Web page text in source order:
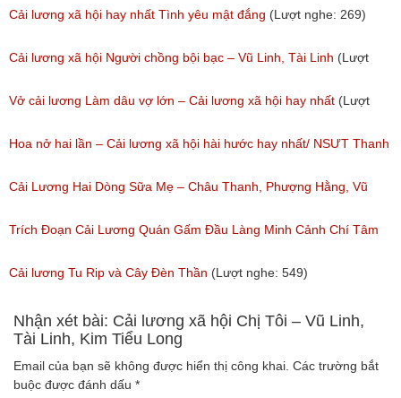
Thủy
(Lượt nghe: 776)
Cải lương xã hội hay nhất Tình yêu mật đắng (Lượt nghe: 269)
Cải lương xã hội Người chồng bội bạc – Vũ Linh, Tài Linh (Lượt
nghe: 473)
Vở cải lương Làm dâu vợ lớn – Cải lương xã hội hay nhất (Lượt
nghe: 383)
Hoa nở hai lần – Cải lương xã hội hài hước hay nhất/ NSƯT Thanh
Ngân, NSƯT Vũ Linh
(Lượt nghe: 191)
Cải Lương Hai Dòng Sữa Mẹ – Châu Thanh, Phượng Hằng, Vũ
Minh Vương, Linh Vương, Phương Hồng Thủy
(Lượt nghe: 609)
Trích Đoạn Cải Lương Quán Gấm Đầu Làng Minh Cảnh Chí Tâm
(Lượt nghe: 285)
Cải lương Tu Rip và Cây Đèn Thần (Lượt nghe: 549)
Nhận xét bài: Cải lương xã hội Chị Tôi – Vũ Linh,
Tài Linh, Kim Tiểu Long
Email của bạn sẽ không được hiển thị công khai. Các trường bắt
buộc được đánh dấu *